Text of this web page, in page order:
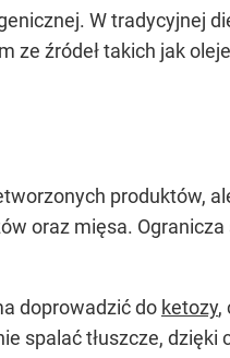
W tradycyjnej
ze źródeł takich jak
produktów,
oraz mięsa.
doprowadzić do ketozy,
spalać tłuszcze, dzięki